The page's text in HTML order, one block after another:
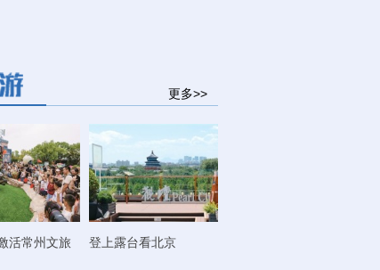
更多>>
活常州文旅
登上露台看北京